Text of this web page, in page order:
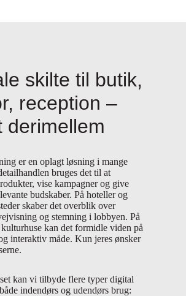
skilte til butik,
reception –
derimellem
er en oplagt løsning i mange
bruges det til at
vise kampagner og give
budskaber. På hoteller og
skaber det overblik over
og stemning i lobbyen. På
kan det formidle viden på
interaktiv måde. Kun jeres ønsker
kan vi tilbyde flere typer digital
indendørs og udendørs brug: